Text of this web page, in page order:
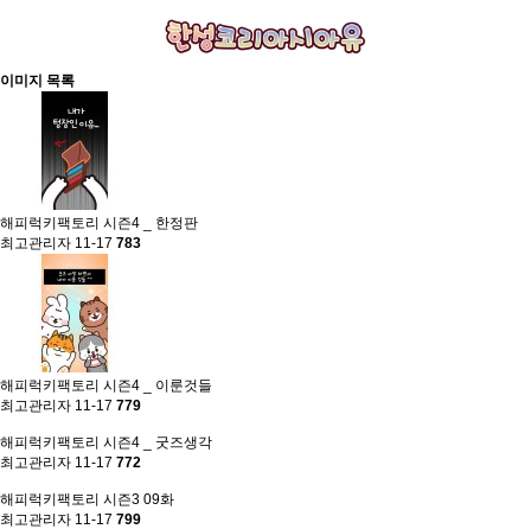
이미지 목록
해피럭키팩토리 시즌4 _ 한정판
최고관리자 11-17 783
해피럭키팩토리 시즌4 _ 이룬것들
최고관리자 11-17 779
해피럭키팩토리 시즌4 _ 굿즈생각
최고관리자 11-17 772
해피럭키팩토리 시즌3 09화
최고관리자 11-17 799